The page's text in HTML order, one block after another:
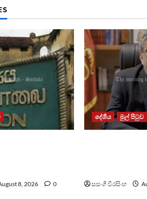
8, 2026 0
දේශීය මුල් පිටුව
සසංගි වීරසිංහ